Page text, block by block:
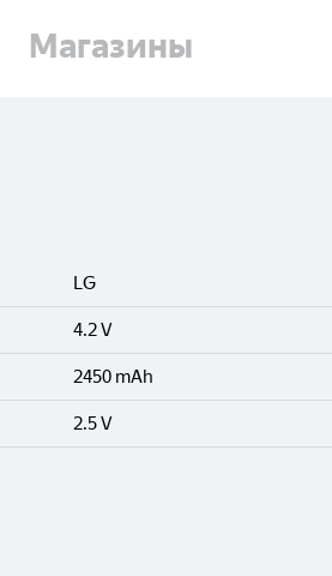
Магазины
LG
4.2 V
2450 mAh
2.5 V